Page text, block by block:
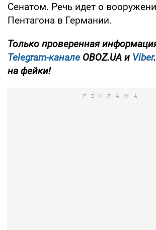
Сенатом. Речь идет о
Пентагона в Германии.
Только проверенная
Telegram-канале OBOZ.UA и Viber
на фейки!